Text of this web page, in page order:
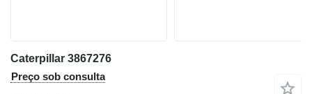
Caterpillar 3867276
Preço sob consulta